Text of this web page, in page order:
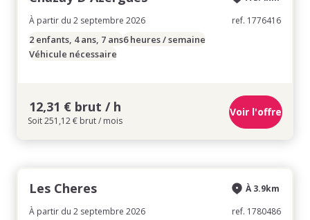
À partir du 2 septembre 2026
ref. 1776416
2 enfants, 4 ans, 7 ans6 heures / semaine
Véhicule nécessaire
12,31 € brut / h
Soit 251,12 € brut / mois
Voir l'offre
Les Cheres
À partir du 2 septembre 2026
À 3.9km
ref. 1780486